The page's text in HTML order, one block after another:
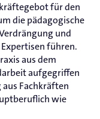
für den
die pädagogische
und
führen.
aus dem
aufgegriffen
Fachkräften
wie